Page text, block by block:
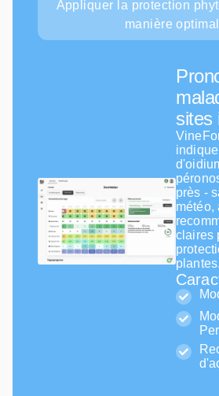
Appliquer la protection
manière
sites
près -
météo,
claires
plantes.